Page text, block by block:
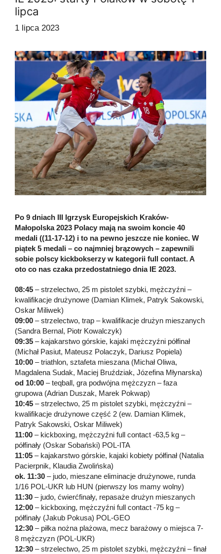
lipca
1 lipca 2023
Po 9 dniach III Igrzysk Europejskich Kraków-
Małopolska 2023 Polacy mają na swoim koncie 40
medali ((11-17-12) i to na pewno jeszcze nie koniec. W
piątek 5 medali – co najmniej brązowych – zapewnili
sobie polscy kickbokserzy w kategorii full contact. A
oto co nas czaka przedostatniego dnia IE 2023.
08:45 – strzelectwo, 25 m pistolet szybki, mężczyźni –
kwalifikacje drużynowe (Damian Klimek, Patryk Sakowski,
Oskar Miliwek)
09:00 – strzelectwo, trap – kwalifikacje drużyn mieszanych
(Sandra Bernal, Piotr Kowalczyk)
09:35 – kajakarstwo górskie, kajaki mężczyźni półfinał
(Michał Pasiut, Mateusz Polaczyk, Dariusz Popiela)
10:00 – triathlon, sztafeta mieszana (Michał Oliwa,
Magdalena Sudak, Maciej Bruździak, Józefina Młynarska)
od 10:00 – teqball, gra podwójna mężczyzn – faza
grupowa (Adrian Duszak, Marek Pokwap)
10:45 – strzelectwo, 25 m pistolet szybki, mężczyźni –
kwalifikacje drużynowe część 2 (ew. Damian Klimek,
Patryk Sakowski, Oskar Miliwek)
11:00 – kickboxing, mężczyźni full contact -63,5 kg –
półfinały (Oskar Sobański) POL-ITA
11:05 – kajakarstwo górskie, kajaki kobiety półfinał (Natalia
Pacierpnik, Klaudia Zwolińska)
ok. 11:30 – judo, mieszane eliminacje drużynowe, runda
1/16 POL-UKR lub HUN (pierwszy los mamy wolny)
11:30 – judo, ćwierćfinały, repasaże drużyn mieszanych
12:00 – kickboxing, mężczyźni full contact -75 kg –
półfinały (Jakub Pokusa) POL-GEO
12:30 – piłka nożna plażowa, mecz barażowy o miejsca 7-
8 mężczyzn (POL-UKR)
12:30 – strzelectwo, 25 m pistolet szybki, mężczyźni – finał